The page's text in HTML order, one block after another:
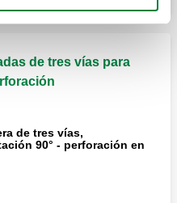
de tres vías para
de tres vías,
90° - perforación en